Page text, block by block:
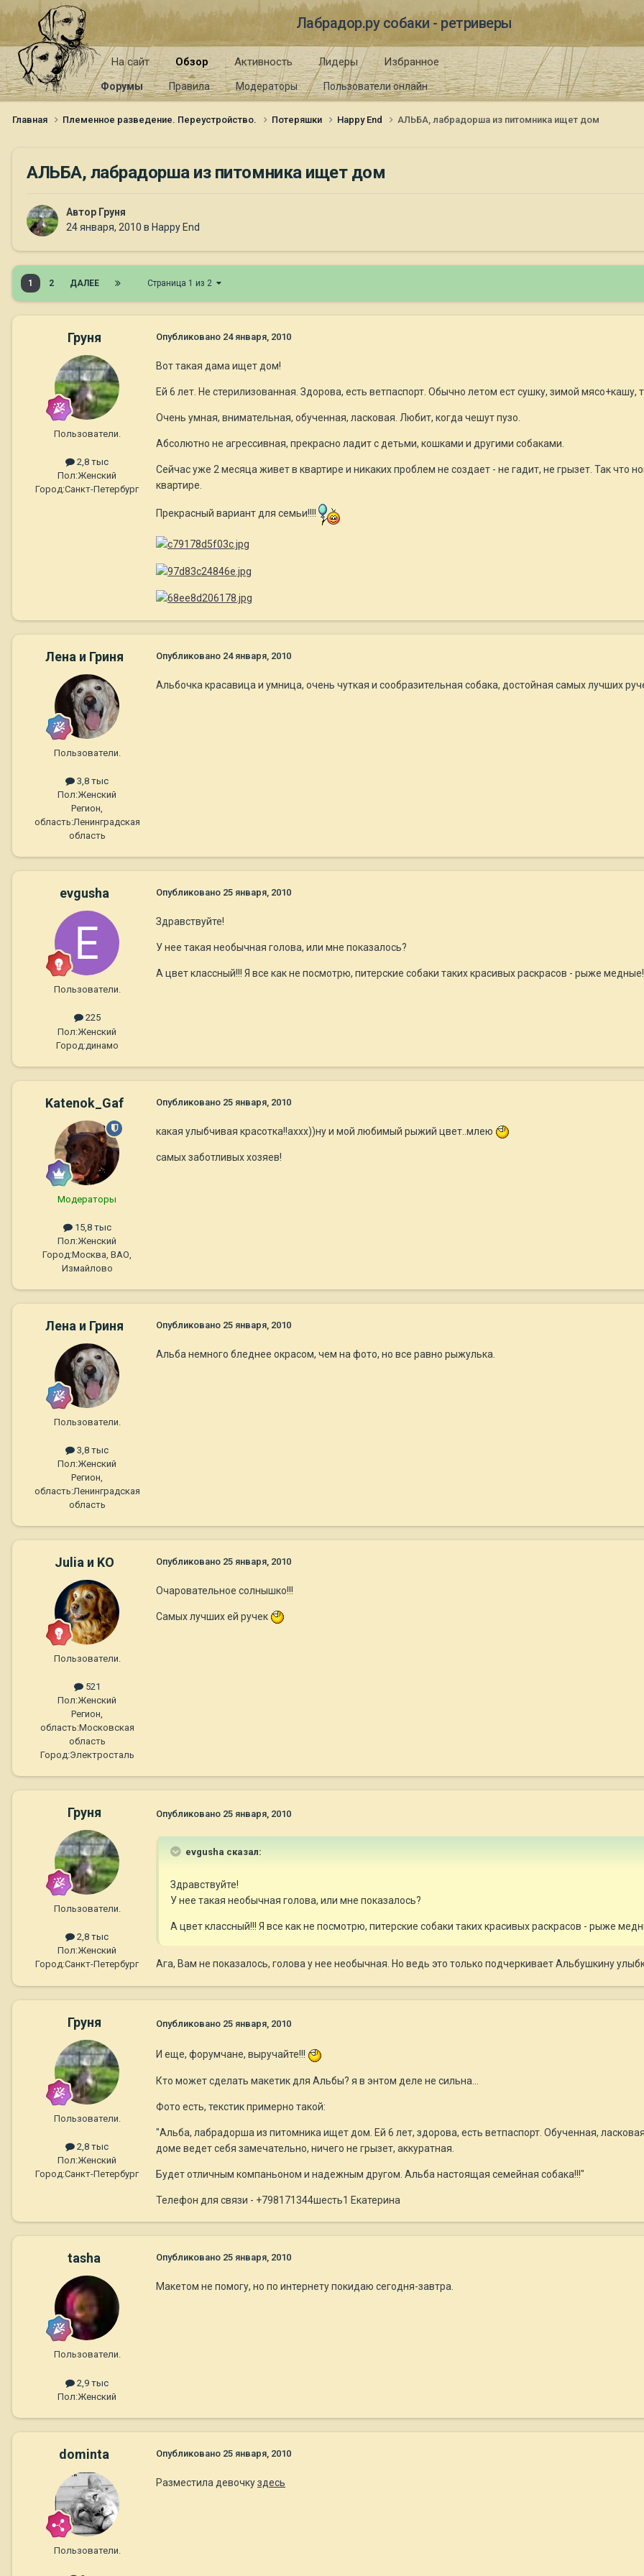
Лабрадор.ру собаки - ретриверы
На сайт Обзор
Форумы Правила Модераторы Пользователи онлайн
Активность Лидеры Избранное
Главная Племенное разведение. Переустройство. Потеряшки Happy End АЛЬБА, лабрадорша из питомника ищет дом
АЛЬБА, лабрадорша из питомника ищет дом
Автор Груня
24 января, 2010 в Happy End
1 2 ДАЛЕЕ Страница 1 из 2
Груня
Пользователи.
2,8 тыс
Пол:Женский
Город:Санкт-Петербург
Опубликовано 24 января, 2010
Вот такая дама ищет дом!
Ей 6 лет. Не стерилизованная. Здорова, есть ветпаспорт. Обычно летом ест сушку, зимой мясо+кашу,
Очень умная, внимательная, обученная, ласковая. Любит, когда чешут пузо.
Абсолютно не агрессивная, прекрасно ладит с детьми, кошками и другими собаками.
Сейчас уже 2 месяца живет в квартире и никаких проблем не создает - не гадит, не грызет. Так что
квартире.
Прекрасный вариант для семьи!!!!
Лена и Гриня
Пользователи.
3,8 тыс
Пол:Женский
Регион,
область:Ленинградская
область
Опубликовано 24 января, 2010
Альбочка красавица и умница, очень чуткая и сообразительная собака, достойная самых лучших
evgusha
Пользователи.
225
Пол:Женский
Город:динамо
Опубликовано 25 января, 2010
Здравствуйте!
У нее такая необычная голова, или мне показалось?
А цвет классный!!! Я все как не посмотрю, питерские собаки таких красивых раскрасов - рыже
Katenok_Gaf
Модераторы
15,8 тыс
Пол:Женский
Город:Москва, ВАО,
Измайлово
Опубликовано 25 января, 2010
какая улыбчивая красотка!!аххх))ну и мой любимый рыжий цвет..млею
самых заботливых хозяев!
Лена и Гриня
Пользователи.
3,8 тыс
Пол:Женский
Регион,
область:Ленинградская
область
Опубликовано 25 января, 2010
Альба немного бледнее окрасом, чем на фото, но все равно рыжулька.
Julia и KO
Пользователи.
521
Пол:Женский
Регион,
область:Московская
область
Город:Электросталь
Опубликовано 25 января, 2010
Очаровательное солнышко!!!
Самых лучших ей ручек
Груня
Пользователи.
2,8 тыс
Пол:Женский
Город:Санкт-Петербург
Опубликовано 25 января, 2010
evgusha сказал:
Здравствуйте!
У нее такая необычная голова, или мне показалось?
А цвет классный!!! Я все как не посмотрю, питерские собаки таких красивых раскрасов - рыже
Ага, Вам не показалось, голова у нее необычная. Но ведь это только подчеркивает Альбушкину
Груня
Пользователи.
2,8 тыс
Пол:Женский
Город:Санкт-Петербург
Опубликовано 25 января, 2010
И еще, форумчане, выручайте!!!
Кто может сделать макетик для Альбы? я в энтом деле не сильна...
Фото есть, текстик примерно такой:
"Альба, лабрадорша из питомника ищет дом. Ей 6 лет, здорова, есть ветпаспорт. Обученная,
доме ведет себя замечательно, ничего не грызет, аккуратная.
Будет отличным компаньоном и надежным другом. Альба настоящая семейная собака!!!"
Телефон для связи - +798171344шесть1 Екатерина
tasha
Пользователи.
2,9 тыс
Пол:Женский
Опубликовано 25 января, 2010
Макетом не помогу, но по интернету покидаю сегодня-завтра.
dominta
Пользователи.
Опубликовано 25 января, 2010
Разместила девочкуздесь